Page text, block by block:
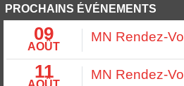
PROCHAINS ÉVÉNEMENTS
09
AOÛT
MN Rendez-
11 MN Rendez-